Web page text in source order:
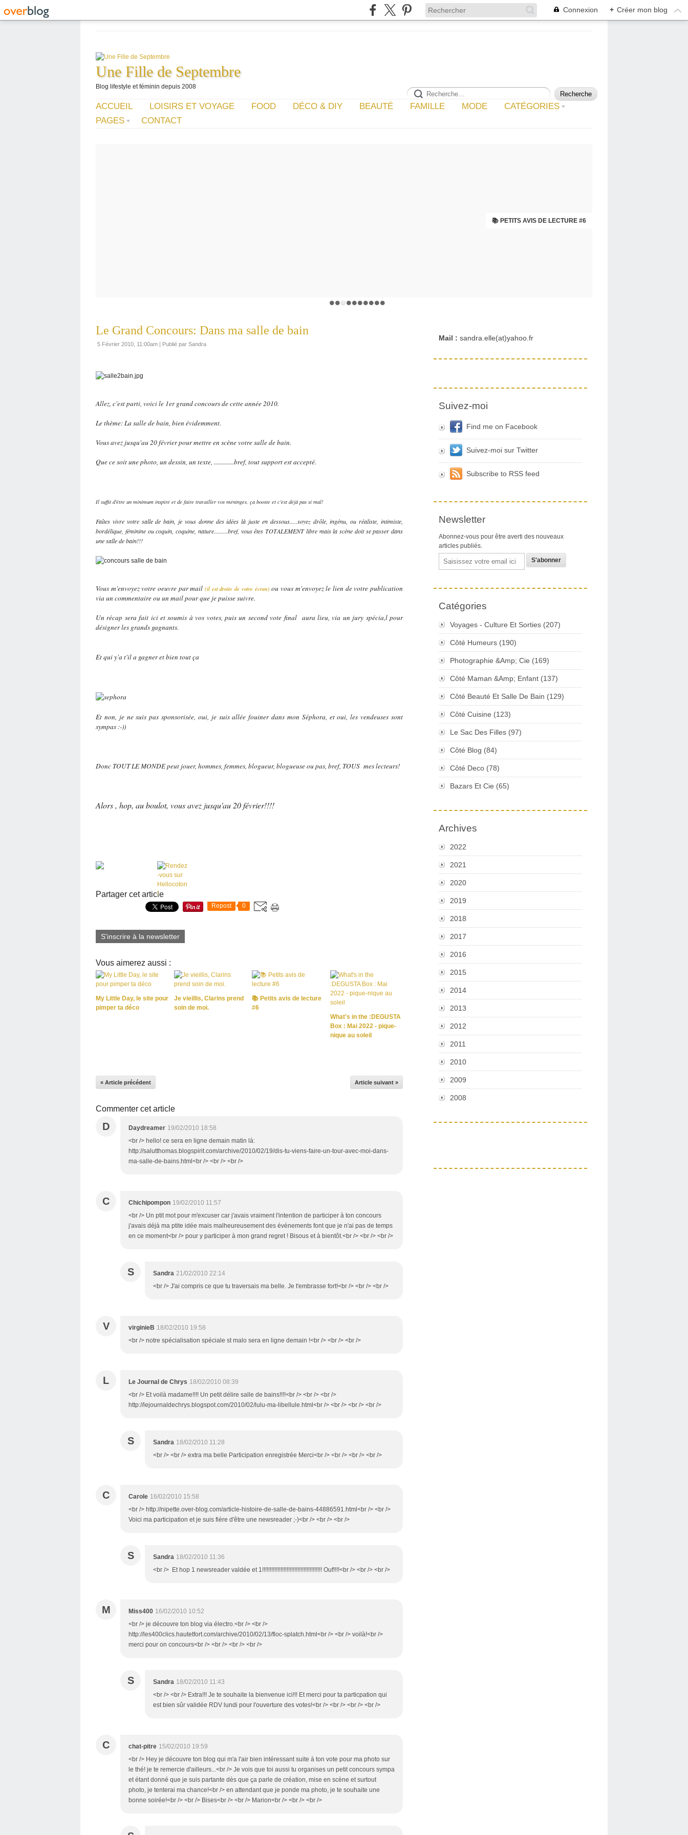
Connexion + Créer mon blog
Une Fille de Septembre
Blog lifestyle et féminin depuis 2008
ACCUEIL LOISIRS ET VOYAGE FOOD DÉCO & DIY BEAUTÉ FAMILLE MODE
CATÉGORIES
PAGES
CONTACT
📚 PETITS AVIS DE LECTURE #6
Le Grand Concours: Dans ma salle de bain
5 Février 2010, 11:00am | Publié par Sandra
Allez, c'est parti, voici le 1er grand concours de cette année 2010.
Le thème: La salle de bain, bien évidemment.
Vous avez jusqu'au 20 février pour mettre en scène votre salle de bain.
Que ce soit une photo, un dessin, un texte, .............bref, tout support est accepté.
Il suffit d'être un minimum inspiré et de faire travailler vos méninges, ça booste et c'est déjà pas si mal!
Faîtes vivre votre salle de bain, je vous donne des idées là juste en dessous.....soyez drôle, ingénu, ou réaliste, intimiste,
bordélique, féminine ou coquin, coquine, nature.........bref, vous êtes TOTALEMENT libre mais la scène doit se passer dans
une salle de bain!!!
Vous m'envoyez votre oeuvre par mail(il est droite de votre écran) ou vous m'envoyez le lien de votre publication
via un commentaire ou un mail pour que je puisse suivre.
Un récap sera fait ici et soumis à vos votes, puis un second vote final aura lieu, via un jury spécia,l pour
désigner les grands gagnants.
Et qui y'a t'il a gagner et bien tout ça
Et non, je ne suis pas sponsorisée, oui, je suis allée fouiner dans mon Séphora, et oui, les vendeuses sont
sympas :-))
Donc TOUT LE MONDE peut jouer, hommes, femmes, blogueur, blogueuse ou pas, bref, TOUS mes lecteurs!
Alors , hop, au boulot, vous avez jusqu'au 20 février!!!!
Partager cet article
Repost 0
S'inscrire à la newsletter
Vous aimerez aussi :
My Little Day, le site pour
pimper ta déco
Je vieillis, Clarins prend
soin de moi.
📚 Petits avis de lecture
#6
What's in the :DEGUSTA
Box : Mai 2022 - pique-
nique au soleil
« Article précédent Article suivant »
Commenter cet article
D Daydreamer 19/02/2010 18:58
<br /> hello! ce sera en ligne demain matin là:
http://salutthomas.blogspirit.com/archive/2010/02/19/dis-tu-viens-faire-un-tour-avec-moi-dans-
ma-salle-de-bains.html<br /> <br /> <br />
C Chichipompon 19/02/2010 11:57
<br /> Un ptit mot pour m'excuser car j'avais vraiment l'intention de participer à ton concours
j'avais déjà ma ptite idée mais malheureusement des évènements font que je n'ai pas de temps
en ce moment<br /> pour y participer à mon grand regret ! Bisous et à bientôt.<br /> <br /> <br />
S Sandra 21/02/2010 22:14
<br /> J'ai compris ce que tu traversais ma belle. Je t'embrasse fort!<br /> <br /> <br />
V virginieB 18/02/2010 19:58
<br /> notre spécialisation spéciale st malo sera en ligne demain !<br /> <br /> <br />
L Le Journal de Chrys 18/02/2010 08:39
<br /> Et voilà madame!!!! Un petit délire salle de bains!!!!<br /> <br /> <br />
http://lejournaldechrys.blogspot.com/2010/02/lulu-ma-libellule.html<br /> <br /> <br /> <br />
S Sandra 18/02/2010 11:28
<br /> <br /> extra ma belle Participation enregistrée Merci<br /> <br /> <br /> <br />
C Carole 16/02/2010 15:58
<br /> http://nipette.over-blog.com/article-histoire-de-salle-de-bains-44886591.html<br /> <br />
Voici ma participation et je suis fière d'être une newsreader ;-)<br /> <br /> <br />
S Sandra 18/02/2010 11:36
<br /> Et hop 1 newsreader valdée et 1!!!!!!!!!!!!!!!!!!!!!!!!!!!!!!!!!!!!!!! Ouf!!!!<br /> <br /> <br />
M Miss400 16/02/2010 10:52
<br /> je découvre ton blog via électro.<br /> <br />
http://les400clics.hautetfort.com/archive/2010/02/13/floc-splatch.html<br /> <br /> voilà!<br />
merci pour on concours<br /> <br /> <br /> <br />
S Sandra 18/02/2010 11:43
<br /> <br /> Extra!!! Je te souhaite la bienvenue ici!!! Et merci pour ta particpation qui
est bien sûr validée RDV lundi pour l'ouverture des votes!<br /> <br /> <br /> <br />
C chat-pitre 15/02/2010 19:59
<br /> Hey je découvre ton blog qui m'a l'air bien intéressant suite à ton vote pour ma photo sur
le thé! je te remercie d'ailleurs...<br /> Je vois que toi aussi tu organises un petit concours sympa
et étant donné que je suis partante dès que ça parle de création, mise en scène et surtout
photo, je tenterai ma chance!<br /> en attendant que je ponde ma photo, je te souhaite une
bonne soirée!<br /> <br /> Bises<br /> <br /> Marion<br /> <br /> <br />
Mail : sandra.elle(at)yahoo.fr
Suivez-moi
Find me on Facebook
Suivez-moi sur Twitter
Subscribe to RSS feed
Newsletter
Abonnez-vous pour être averti des nouveaux
articles publiés.
Email
Catégories
Voyages - Culture Et Sorties (207)
Côté Humeurs (190)
Photographie &Amp; Cie (169)
Côté Maman &Amp; Enfant (137)
Côté Beauté Et Salle De Bain (129)
Côté Cuisine (123)
Le Sac Des Filles (97)
Côté Blog (84)
Côté Deco (78)
Bazars Et Cie (65)
Archives
2022
2021
2020
2019
2018
2017
2016
2015
2014
2013
2012
2011
2010
2009
2008